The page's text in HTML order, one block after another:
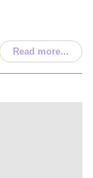
Read more...